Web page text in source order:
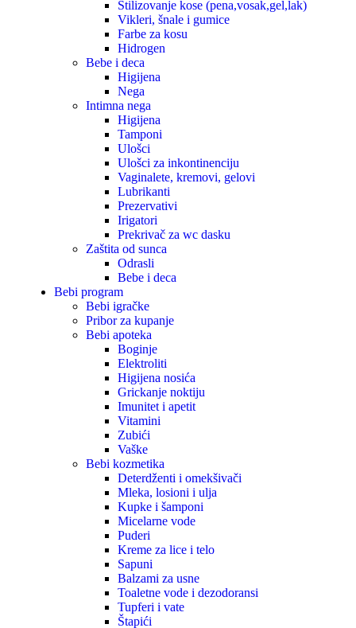
Stilizovanje kose (pena,vosak,gel,lak)
Vikleri, šnale i gumice
Farbe za kosu
Hidrogen
Bebe i deca
Higijena
Nega
Intimna nega
Higijena
Tamponi
Ulošci
Ulošci za inkontinenciju
Vaginalete, kremovi, gelovi
Lubrikanti
Prezervativi
Irigatori
Prekrivač za wc dasku
Zaštita od sunca
Odrasli
Bebe i deca
Bebi program
Bebi igračke
Pribor za kupanje
Bebi apoteka
Boginje
Elektroliti
Higijena nosića
Grickanje noktiju
Imunitet i apetit
Vitamini
Zubići
Vaške
Bebi kozmetika
Deterdženti i omekšivači
Mleka, losioni i ulja
Kupke i šamponi
Micelarne vode
Puderi
Kreme za lice i telo
Sapuni
Balzami za usne
Toaletne vode i dezodoransi
Tupferi i vate
Štapići